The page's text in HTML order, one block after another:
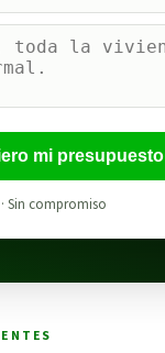
mi presupuesto
Sin compromiso